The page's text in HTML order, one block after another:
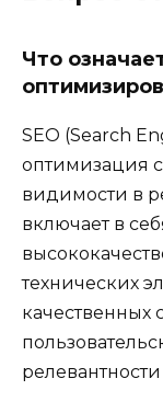
Что
SEO (Search
оптимизация
видимости в
включает в
технических
качественных